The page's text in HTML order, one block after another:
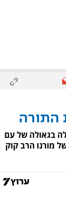
התורה
בגאולה של עם
מורנו הרב קוק